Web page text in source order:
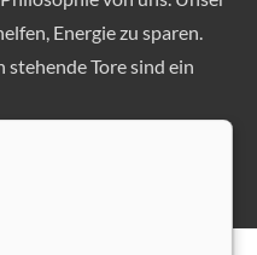
Energie zu sparen.
Tore sind ein